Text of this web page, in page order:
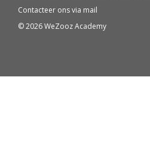
Contacteer ons via mail
© 2026 WeZooz Academy